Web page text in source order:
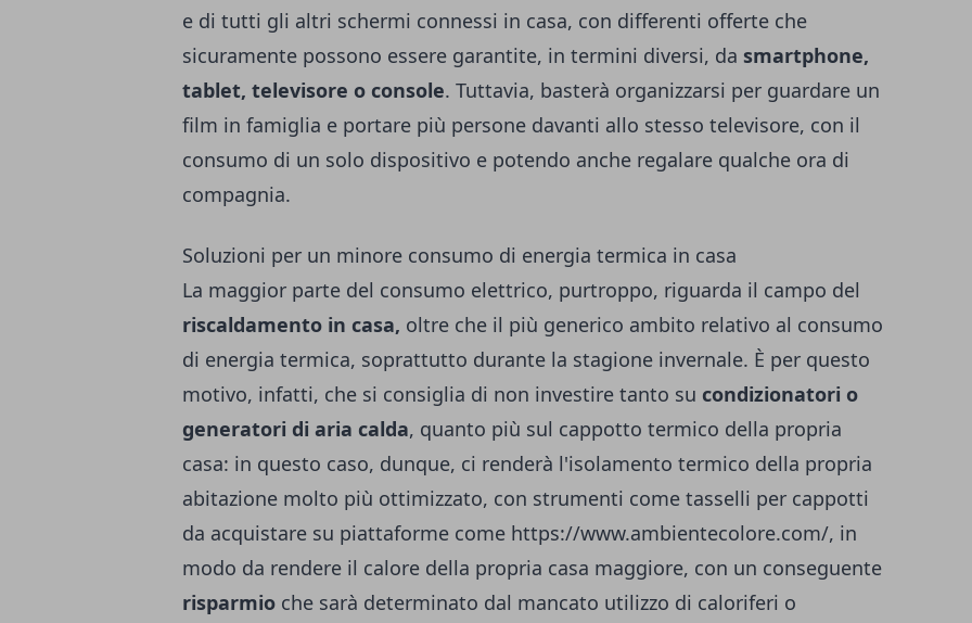
e di tutti gli altri schermi connessi in casa, con differenti offerte che
sicuramente possono essere garantite, in termini diversi, da smartphone,
tablet, televisore o console. Tuttavia, basterà organizzarsi per guardare un
film in famiglia e portare più persone davanti allo stesso televisore, con il
consumo di un solo dispositivo e potendo anche regalare qualche ora di
compagnia.
Soluzioni per un minore consumo di energia termica in casa
La maggior parte del consumo elettrico, purtroppo, riguarda il campo del
riscaldamento in casa, oltre che il più generico ambito relativo al consumo
di energia termica, soprattutto durante la stagione invernale. È per questo
motivo, infatti, che si consiglia di non investire tanto su condizionatori o
generatori di aria calda, quanto più sul cappotto termico della propria
casa: in questo caso, dunque, ci renderà l'isolamento termico della propria
abitazione molto più ottimizzato, con strumenti come tasselli per cappotti
da acquistare su piattaforme come https://www.ambientecolore.com/, in
modo da rendere il calore della propria casa maggiore, con un conseguente
risparmio che sarà determinato dal mancato utilizzo di caloriferi o